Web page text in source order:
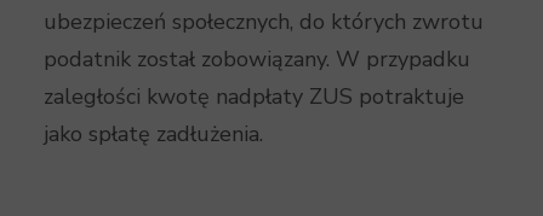
ubezpieczeń społecznych, do których zwrotu
podatnik został zobowiązany. W przypadku
zaległości kwotę nadpłaty ZUS potraktuje
jako spłatę zadłużenia.